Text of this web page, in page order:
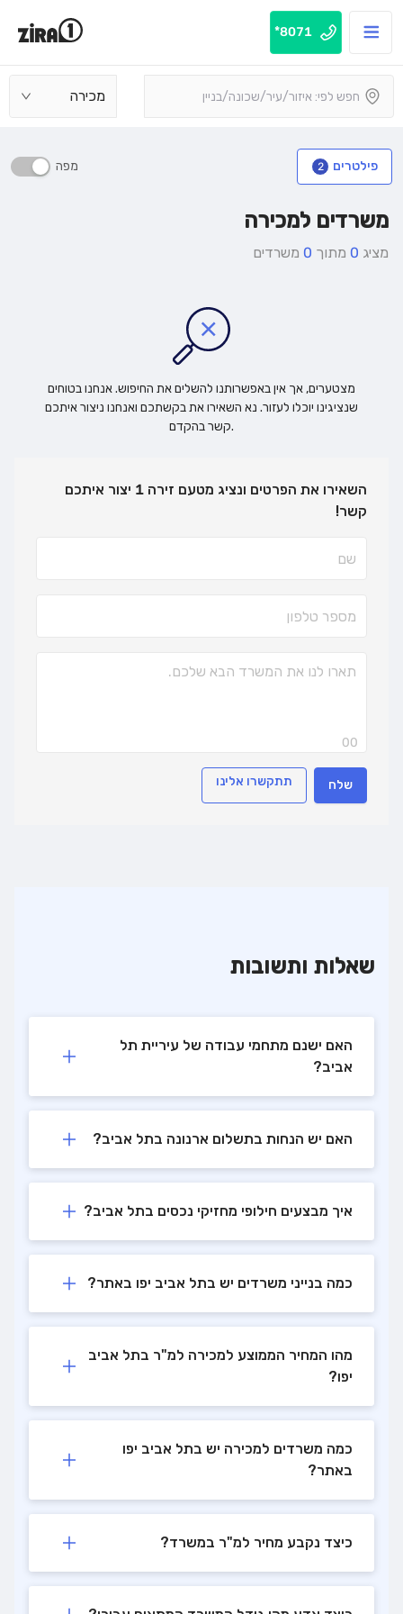
8071*
מכירה
פילטרים 2 מפה
משרדים למכירה
מציג 0 מתוך 0 משרדים
מצטערים, אך אין באפשרותנו להשלים את החיפוש. אנחנו בטוחים
שנציגינו יוכלו לעזור. נא השאירו את בקשתכם ואנחנו ניצור איתכם
קשר בהקדם.
השאירו את הפרטים ונציג מטעם זירה 1 יצור איתכם
קשר!
00
שלח תתקשרו אלינו
שאלות ותשובות
האם ישנם מתחמי עבודה של עיריית תל
אביב?
האם יש הנחות בתשלום ארנונה בתל אביב?
איך מבצעים חילופי מחזיקי נכסים בתל אביב?
כמה בנייני משרדים יש בתל אביב יפו באתר?
מהו המחיר הממוצע למכירה למ"ר בתל אביב
יפו?
כמה משרדים למכירה יש בתל אביב יפו
באתר?
כיצד נקבע מחיר למ"ר במשרד?